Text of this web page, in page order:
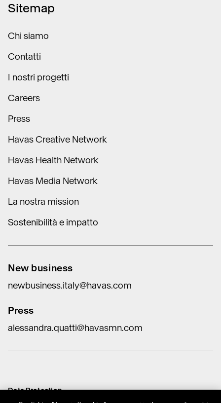
Sitemap
Chi siamo
Contatti
I nostri progetti
Careers
Press
Havas Creative Network
Havas Health Network
Havas Media Network
La nostra mission
Sostenibilità e impatto
New business
newbusiness.italy@havas.com
Press
alessandra.quatti@havasmn.com
Data Protection